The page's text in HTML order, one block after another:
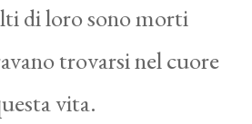
di loro sono morti
trovarsi nel cuore
vita.